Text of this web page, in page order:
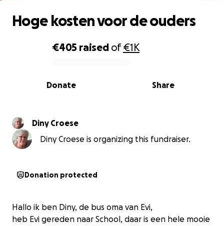
0% complete
€405 raised of€1K
Share
Donate
Hoge kosten voor de ouders
Diny Croese
Diny Croese is organizing this fundraiser.
Donation protected
Hallo ik ben Diny, de bus oma van Evi,
heb Evi gereden naar School, daar is een hele mooie